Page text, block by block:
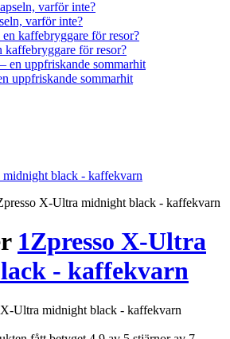
varför inte?
kaffebryggare för resor?
uppfriskande sommarhit
black - kaffekvarn
1Zpresso X-Ultra
- kaffekvarn
Ultra midnight black - kaffekvarn